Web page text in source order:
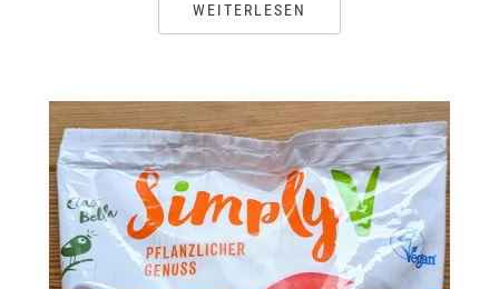
WEITERLESEN